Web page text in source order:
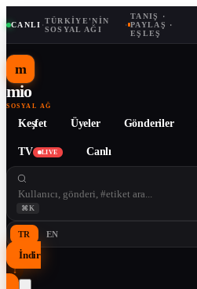
CANLI ·TÜRKIYE'NIN
SOSYAL AĞI
·
TANIŞ ·
PAYLAŞ ·
EŞLEŞ
m
mio
SOSYAL AĞ
Keşfet Üyeler Gönderiler
TV LIVE Canlı
⌘K
TR EN
İndir
↓